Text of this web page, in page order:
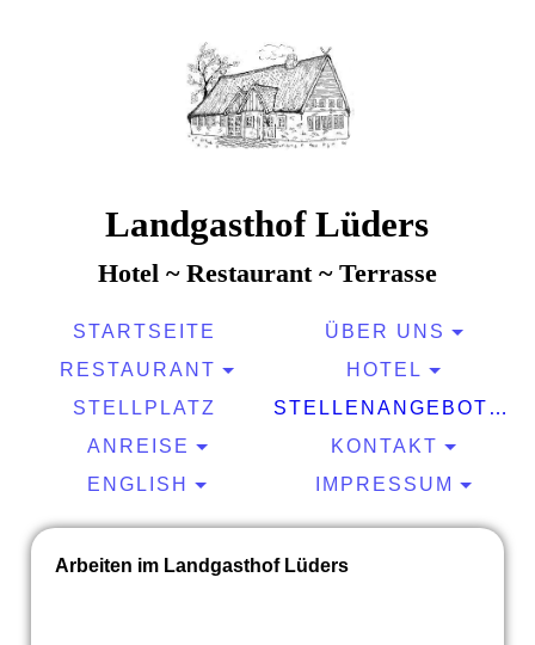
Landgasthof Lüders
Hotel ~ Restaurant ~ Terrasse
STARTSEITE
ÜBER UNS
RESTAURANT
HOTEL
STELLPLATZ
STELLENANGEBOTE
ANREISE
KONTAKT
ENGLISH
IMPRESSUM
Arbeiten im Landgasthof Lüders